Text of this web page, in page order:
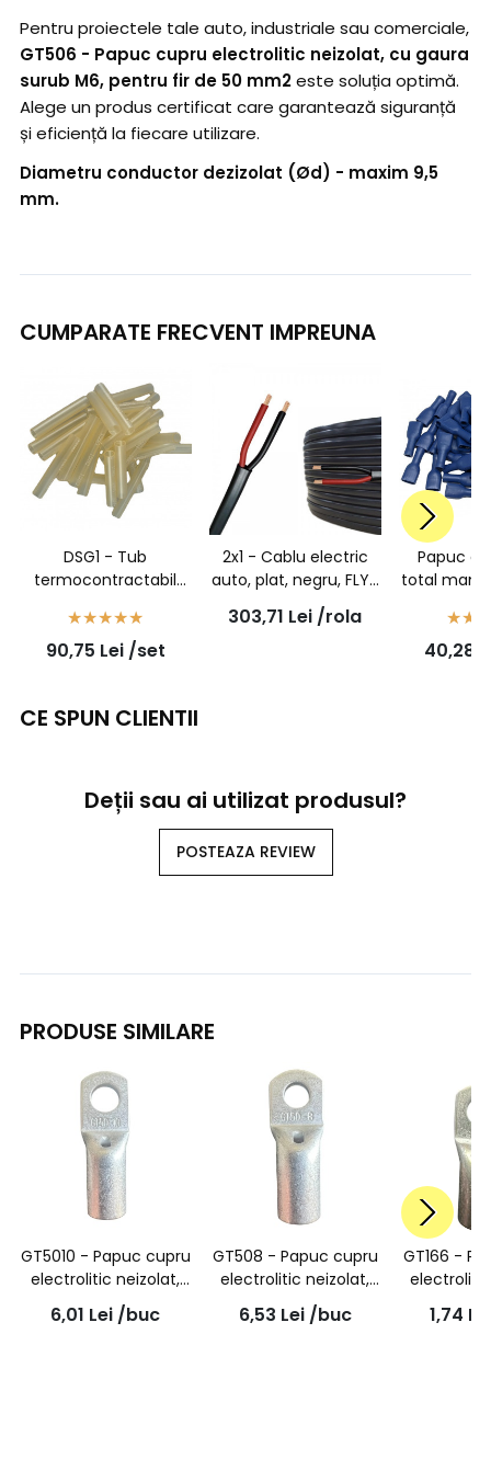
Pentru proiectele tale auto, industriale sau comerciale,
GT506 - Papuc cupru electrolitic neizolat, cu gaura
surub M6, pentru fir de 50 mm2este soluția optimă.
Alege un produs certificat care garantează siguranță
și eficiență la fiecare utilizare.
Diametru conductor dezizolat (Ød) - maxim 9,5
mm.
CUMPARATE FRECVENT IMPREUNA
DSG1 - Tub
termocontractabil
- 6/1,4 - set 100
bucati
90,75 Lei /set
2x1 - Cablu electric
auto, plat, negru, FLYY
2x1 mmp, rola 50ml
303,71 Lei /rola
Papuc
total
40,28
CE SPUN CLIENTII
Deții sau ai utilizat produsul?
POSTEAZA REVIEW
PRODUSE SIMILARE
GT5010 - Papuc cupru
electrolitic neizolat,
cu gaura surub M10,
pentru fir de 50mmp
6,01 Lei /buc
GT508 - Papuc cupru
electrolitic neizolat,
cu gaura surub M8,
pentru fir de 50mmp
6,53 Lei /buc
GT166 -
pentru fir
1,74 Lei